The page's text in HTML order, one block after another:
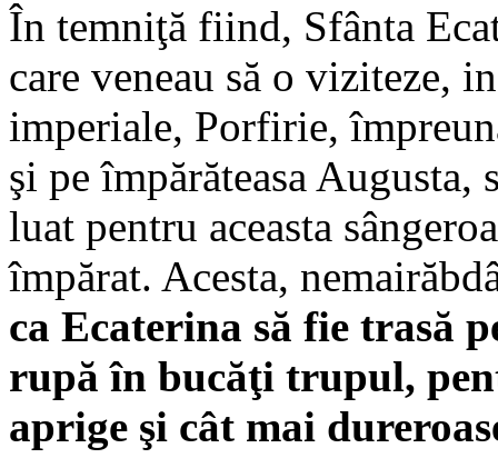
În temniţă fiind, Sfânta
care veneau să o viziteze,
imperiale, Porfirie,
şi pe împărăteasa
luat pentru aceasta
împărat. Acesta,
ca Ecaterina să fie trasă
rupă în bucăţi trupul,
aprige şi cât mai